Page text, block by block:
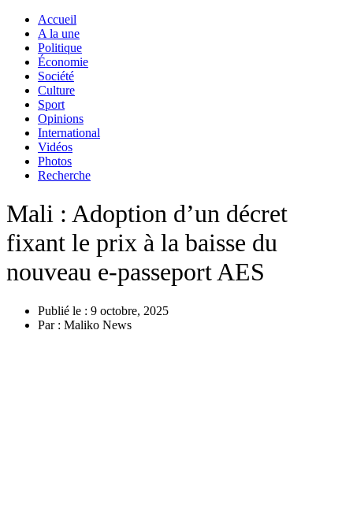
Accueil
A la une
Politique
Économie
Société
Culture
Sport
Opinions
International
Vidéos
Photos
Recherche
Mali : Adoption d’un décret
fixant le prix à la baisse du
nouveau e-passeport AES
Publié le : 9 octobre, 2025
Par : Maliko News